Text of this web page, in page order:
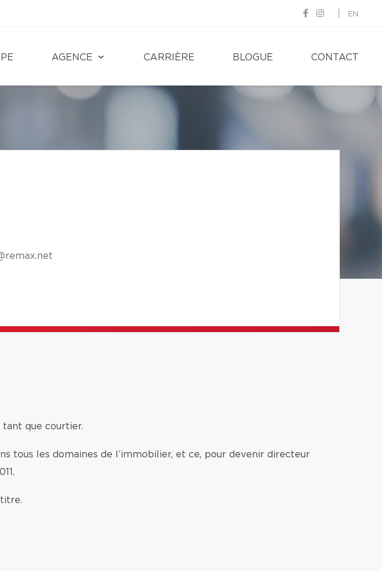
EN
AGENCE CARRIÈRE BLOGUE CONTACT
tant que courtier.
tous les domaines de l’immobilier, et ce, pour devenir directeur